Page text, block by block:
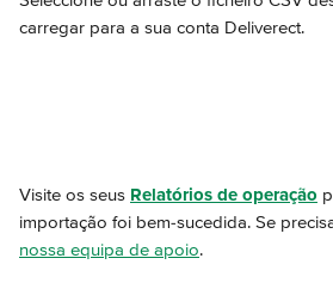
carregar para a sua conta Deliverect.
Visite os seus Relatórios de operação
importação foi bem-sucedida. Se
nossa equipa de apoio.